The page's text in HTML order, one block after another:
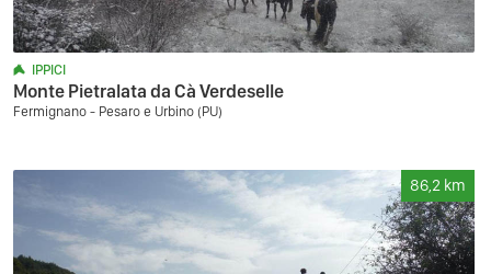
IPPICI
Monte Pietralata da Cà Verdeselle
Fermignano - Pesaro e Urbino (PU)
86,2 km